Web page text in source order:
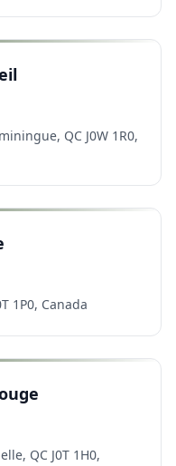
QC J0W 1R0,
1P0, Canada
QC J0T 1H0,